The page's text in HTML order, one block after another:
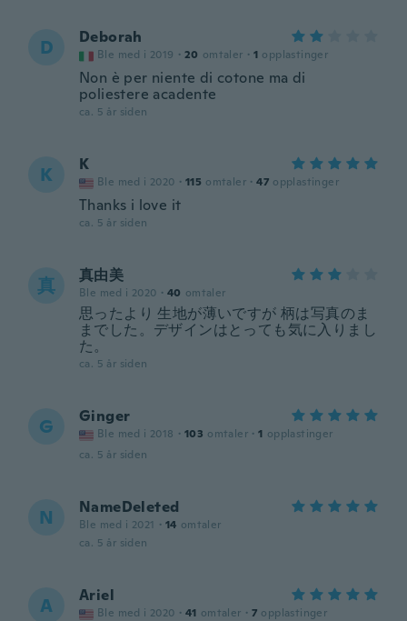
D Deborah
Ble med i 2019 · 20 omtaler · 1 opplastinger
Non è per niente di cotone ma di
poliestere acadente
ca. 5 år siden
K K
Ble med i 2020 · 115 omtaler · 47 opplastinger
Thanks i love it
ca. 5 år siden
真 真由美
Ble med i 2020 · 40 omtaler
思ったより 生地が薄いですが 柄は写真のま
までした。デザインはとっても気に入りまし
た。
ca. 5 år siden
G Ginger
Ble med i 2018 · 103 omtaler · 1 opplastinger
ca. 5 år siden
N NameDeleted
Ble med i 2021 · 14 omtaler
ca. 5 år siden
A Ariel
Ble med i 2020 · 41 omtaler · 7 opplastinger